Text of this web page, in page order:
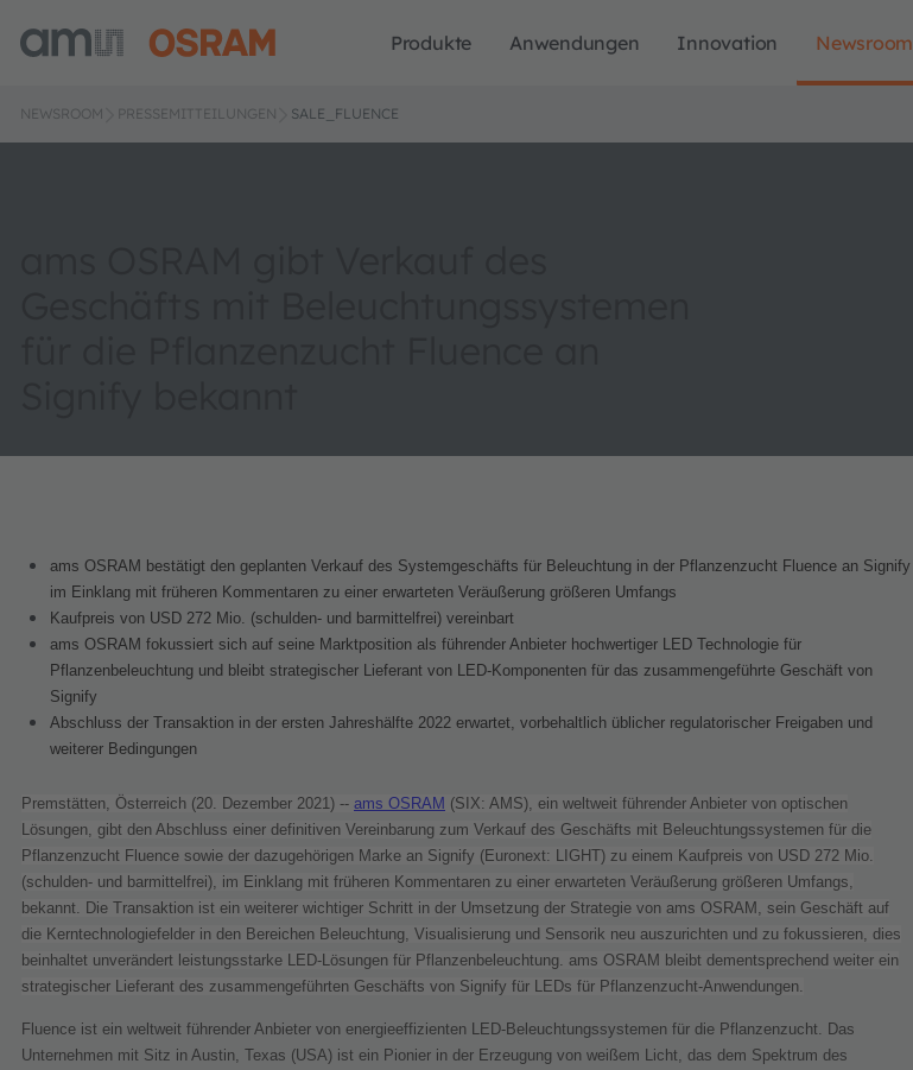
Produkte Anwendungen Innovation Newsroom
NEWSROOM PRESSEMITTEILUNGEN SALE_FLUENCE
ams OSRAM bestätigt den geplanten Verkauf des Systemgeschäfts für Beleuchtung in der Pflanzenzucht Fluence an Signify
im Einklang mit früheren Kommentaren zu einer erwarteten Veräußerung größeren Umfangs
Kaufpreis von USD 272 Mio. (schulden- und barmittelfrei) vereinbart
ams OSRAM fokussiert sich auf seine Marktposition als führender Anbieter hochwertiger LED Technologie für
Pflanzenbeleuchtung und bleibt strategischer Lieferant von LED-Komponenten für das zusammengeführte Geschäft von
Signify
Abschluss der Transaktion in der ersten Jahreshälfte 2022 erwartet, vorbehaltlich üblicher regulatorischer Freigaben und
weiterer Bedingungen
Premstätten, Österreich (20. Dezember 2021) -- ams OSRAM (SIX: AMS), ein weltweit führender Anbieter von optischen
Lösungen, gibt den Abschluss einer definitiven Vereinbarung zum Verkauf des Geschäfts mit Beleuchtungssystemen für die
Pflanzenzucht Fluence sowie der dazugehörigen Marke an Signify (Euronext: LIGHT) zu einem Kaufpreis von USD 272 Mio.
(schulden- und barmittelfrei), im Einklang mit früheren Kommentaren zu einer erwarteten Veräußerung größeren Umfangs,
bekannt. Die Transaktion ist ein weiterer wichtiger Schritt in der Umsetzung der Strategie von ams OSRAM, sein Geschäft auf
die Kerntechnologiefelder in den Bereichen Beleuchtung, Visualisierung und Sensorik neu auszurichten und zu fokussieren, dies
beinhaltet unverändert leistungsstarke LED-Lösungen für Pflanzenbeleuchtung. ams OSRAM bleibt dementsprechend weiter ein
strategischer Lieferant des zusammengeführten Geschäfts von Signify für LEDs für Pflanzenzucht-Anwendungen.
Fluence ist ein weltweit führender Anbieter von energieeffizienten LED-Beleuchtungssystemen für die Pflanzenzucht. Das
Unternehmen mit Sitz in Austin, Texas (USA) ist ein Pionier in der Erzeugung von weißem Licht, das dem Spektrum des